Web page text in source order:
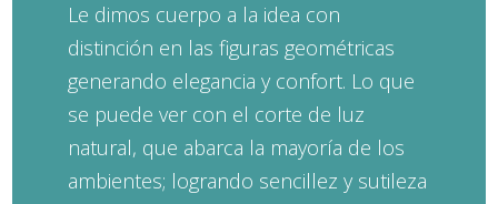
Le dimos cuerpo a la idea con
distinción en las figuras geométricas
generando elegancia y confort. Lo que
se puede ver con el corte de luz
natural, que abarca la mayoría de los
ambientes; logrando sencillez y sutileza